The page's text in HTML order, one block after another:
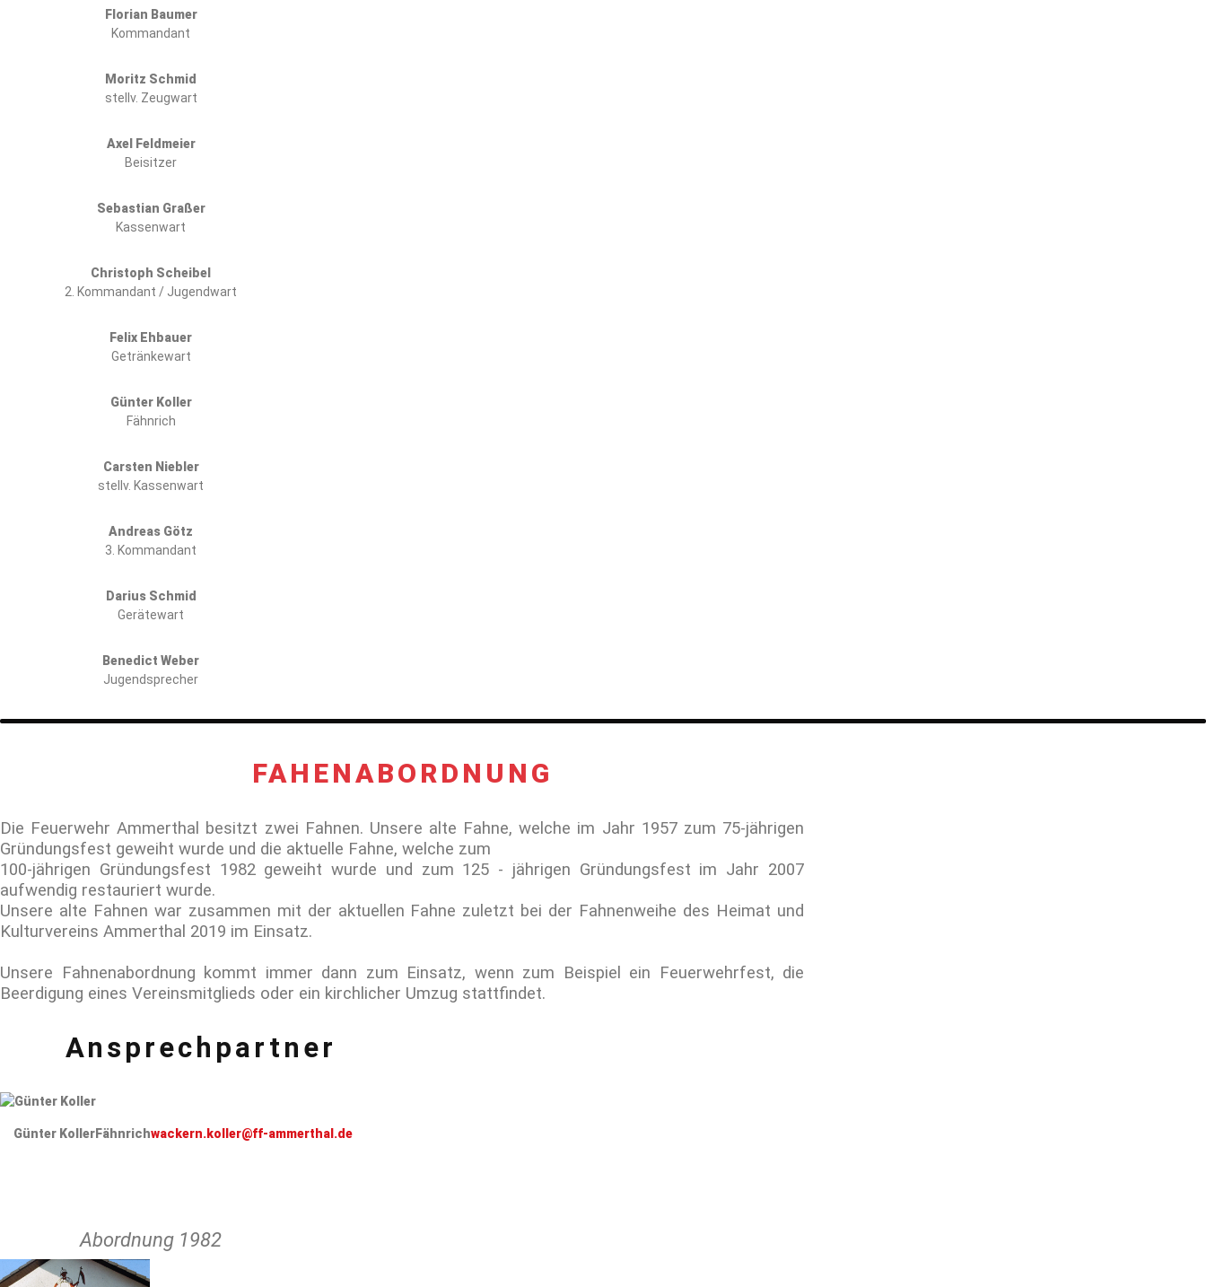
Florian Baumer
Kommandant
Moritz Schmid
stellv. Zeugwart
Axel Feldmeier
Beisitzer
Sebastian Graßer
Kassenwart
Christoph Scheibel
2. Kommandant / Jugendwart
Felix Ehbauer
Getränkewart
Günter Koller
Fähnrich
Carsten Niebler
stellv. Kassenwart
Andreas Götz
3. Kommandant
Darius Schmid
Gerätewart
Benedict Weber
Jugendsprecher
FAHENABORDNUNG
Die Feuerwehr Ammerthal besitzt zwei Fahnen. Unsere alte Fahne, welche im Jahr 1957 zum 75-jährigen
Gründungsfest geweiht wurde und die aktuelle Fahne, welche zum
100-jährigen Gründungsfest 1982 geweiht wurde und zum 125 - jährigen Gründungsfest im Jahr 2007
aufwendig restauriert wurde.
Unsere alte Fahnen war zusammen mit der aktuellen Fahne zuletzt bei der Fahnenweihe des Heimat und
Kulturvereins Ammerthal 2019 im Einsatz.
Unsere Fahnenabordnung kommt immer dann zum Einsatz, wenn zum Beispiel ein Feuerwehrfest, die
Beerdigung eines Vereinsmitglieds oder ein kirchlicher Umzug stattfindet.
Ansprechpartner
Günter KollerFähnrichwackern.koller@ff-ammerthal.de
Abordnung 1982